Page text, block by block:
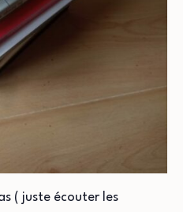
( juste écouter les